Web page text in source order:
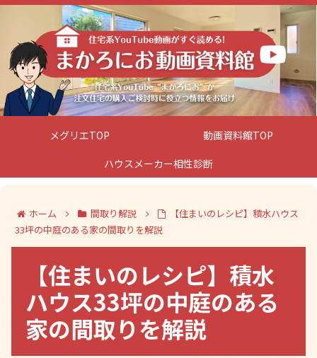
メグリエTOP
動画資料館TOP
ハウスメーカー相性診断
ホーム 間取り解説
【住まいのレシピ】積水ハウス
33坪の中庭のある家の間取りを解説
【住まいのレシピ】積水
ハウス33坪の中庭のある
家の間取りを解説